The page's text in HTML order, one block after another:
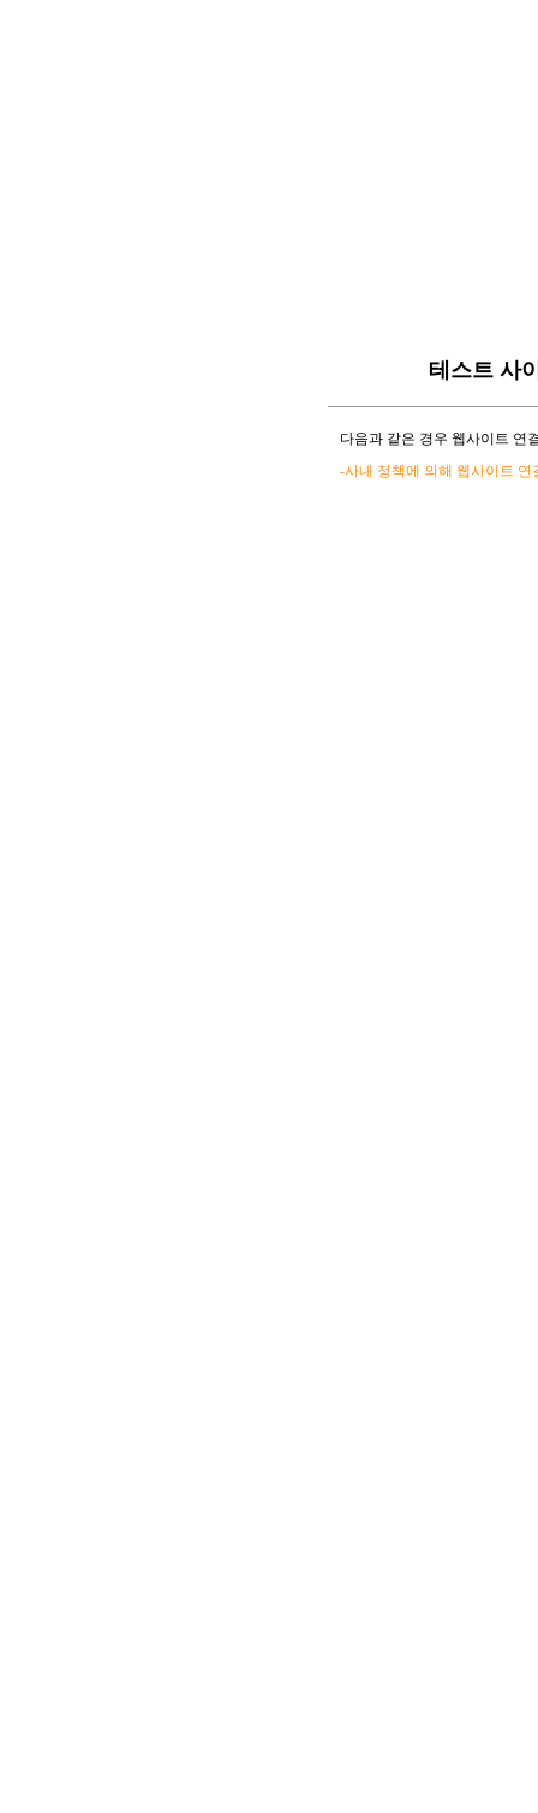
테스트 사
다음과 같은 경우 웹사이트 연
-사내 정책에 의해 웹사이트